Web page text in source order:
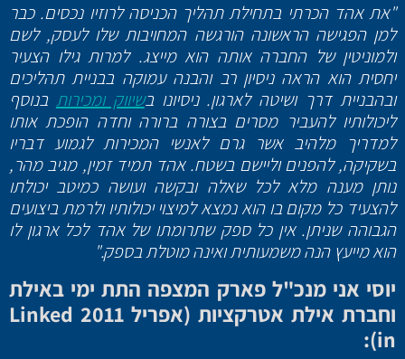
"את אהד הכרתי בתחילת תהליך הכניסה לרוזיו נכסים. כבר
למן הפגישה הראשונה הורגשה המחויבות שלו לעסק, לשם
ולמוניטין של החברה אותה הוא מייצג. למרות גילו הצעיר
יחסית הוא הראה ניסיון רב והבנה עמוקה בבניית תהליכים
ובהבניית דרך ושיטה לארגון. ניסיונו בשיווק ומכירות בנוסף
ליכולותיו להעביר מסרים בצורה ברורה וחדה הופכת אותו
למדריך מלהיב אשר גרם לאנשי המכירות לגמוע דבריו
בשקיקה, להפנים וליישם בשטח. אהד תמיד זמין, מגיב מהר,
נותן מענה מלא לכל שאלה ובקשה ועושה כמיטב יכולתו
להצעיד כל מקום בו הוא נמצא למיצוי יכולותיו ולרמת ביצועים
הגבוהה שניתן. אין כל ספק שתרומתו של אהד לכל ארגון לו
הוא מייעץ הנה משמעותית ואינה מוטלת בספק."
יוסי אני מנכ"ל פארק המצפה התת ימי באילת
וחברת אילת אטרקציות (אפריל 2011
Linked
in
):